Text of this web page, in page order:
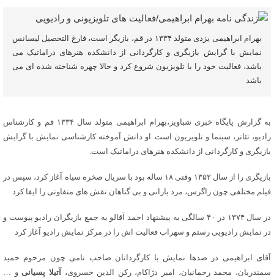
بهرام ابراهیمی یزدی متولد ۱۳۳۴ در قم، بازیگر است، فارغ التحصیل لیسانس
نمایش با گرایش بازیگری و کارگردانی از دانشکده هنرهای دراماتیک می
باشد، فعالیت خود را با تلویزیون شروع کرد و حالا چهره شناخته شده ای می
باشد
به گزارش پایگاه خبری شباویز،بهرام ابراهیمی متولد سال ۱۳۳۴ قم و کارشناس
رادیو، تئاتر، سینما و تلویزیون است. او دانش آموخته کارشناسی نمایش با گرایش
بازیگری و کارگردانی از دانشکده هنرهای دراماتیک است.
بازیگری را از سال ۱۳۵۲ وقتی ۱۸ ساله بود با سریال صخره سیاه آغاز کرد، سپس در
فیلم مختلفی چون زاگرس، مرد بارانی و بی گناهان نقش های متفاوتی را ایفا کرد
در سال ۱۳۷۴ در ۴۰ سالگی به پیشنهاد احمد آقالو به جمع بازیگران رادیو پیوست و
در نمایش رادیویی رستم و سهراب فعالیت اش را در مرکز نمایش رادیو آغاز کرد
آقای ابراهیمی در صدها نمایش با کارگردانان صاحب نامی چون مرحوم حمید
سمندریان، محمد رحمانیان، امیر دژاکام، رکن الدین خسروی،
آتیلا پسیانی و …